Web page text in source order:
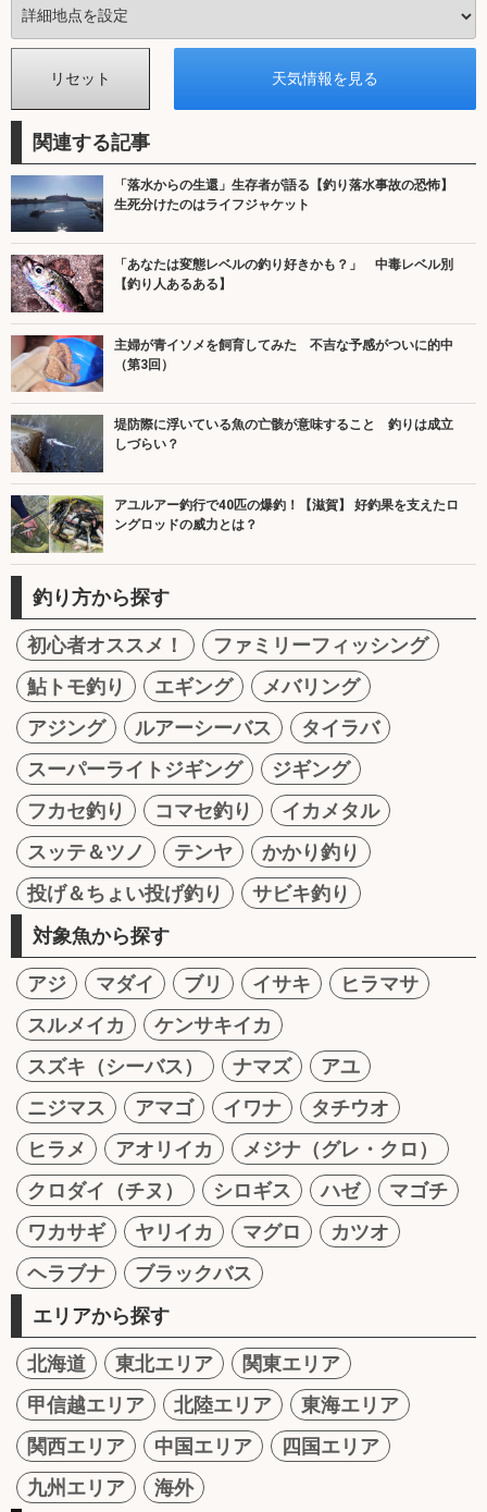
関連する記事
「落水からの生還」生存者が語る【釣り落水事故の恐怖】
生死分けたのはライフジャケット
「あなたは変態レベルの釣り好きかも？」 中毒レベル別
【釣り人あるある】
主婦が青イソメを飼育してみた 不吉な予感がついに的中
（第3回）
堤防際に浮いている魚の亡骸が意味すること 釣りは成立
しづらい？
アユルアー釣行で40匹の爆釣！【滋賀】 好釣果を支えたロ
ングロッドの威力とは？
釣り方から探す
初心者オススメ！
ファミリーフィッシング
鮎トモ釣り
エギング
メバリング
アジング
ルアーシーバス
タイラバ
スーパーライトジギング
ジギング
フカセ釣り
コマセ釣り
イカメタル
スッテ＆ツノ
テンヤ
かかり釣り
投げ＆ちょい投げ釣り
サビキ釣り
対象魚から探す
アジ マダイ ブリ イサキ
ヒラマサ
スルメイカ
ケンサキイカ
スズキ（シーバス）
ナマズ
アユ
ニジマス
アマゴ イワナ
タチウオ
ヒラメ
アオリイカ
メジナ（グレ・クロ）
クロダイ（チヌ）
シロギス ハゼ
マゴチ
ワカサギ
ヤリイカ マグロ
カツオ
ヘラブナ
ブラックバス
エリアから探す
北海道 東北エリア
関東エリア
甲信越エリア
北陸エリア
東海エリア
関西エリア
中国エリア
四国エリア
九州エリア
海外